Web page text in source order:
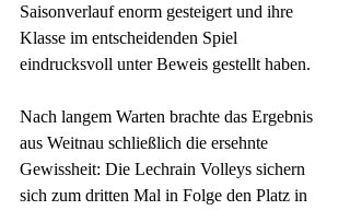
Saisonverlauf enorm gesteigert und ihre
Klasse im entscheidenden Spiel
eindrucksvoll unter Beweis gestellt haben.
Nach langem Warten brachte das Ergebnis
aus Weitnau schließlich die ersehnte
Gewissheit: Die Lechrain Volleys sichern
sich zum dritten Mal in Folge den Platz in